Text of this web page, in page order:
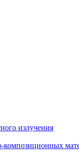
излучения
композиционных